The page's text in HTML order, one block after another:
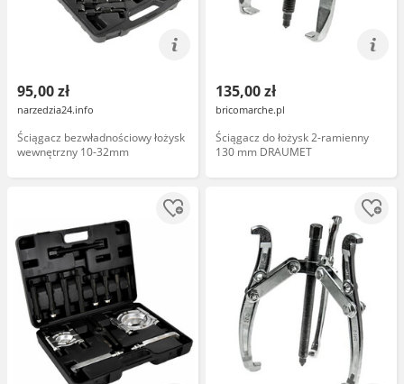
95,00 zł
narzedzia24.info
Ściągacz bezwładnościowy łożysk
wewnętrzny 10-32mm
135,00 zł
bricomarche.pl
Ściągacz do łożysk 2-ramienny
130 mm DRAUMET